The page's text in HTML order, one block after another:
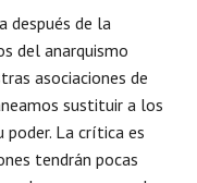
después de la
del anarquismo
asociaciones de
sustituir a los
La crítica es
tendrán pocas